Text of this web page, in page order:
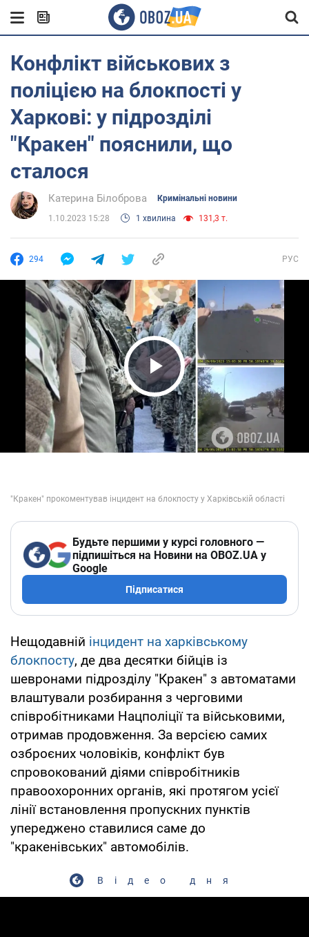
Конфлікт військових з
поліцією на блокпості у
Харкові: у підрозділі
"Кракен" пояснили, що
сталося
Катерина Білоброва Кримінальні новини
1.10.2023 15:28 1 хвилина 131,3 т.
294 РУС
Play Video
Будьте першими у курсі головного —
підпишіться на Новини на OBOZ.UA у
Google
Підписатися
Нещодавній інцидент на харківському
блокпосту, де два десятки бійців із
шевронами підрозділу "Кракен" з автоматами
влаштували розбирання з черговими
співробітниками Нацполіції та військовими,
отримав продовження. За версією самих
озброєних чоловіків, конфлікт був
спровокований діями співробітників
правоохоронних органів, які протягом усієї
лінії встановлення пропускних пунктів
упереджено ставилися саме до
"кракенівських" автомобілів.
Відео дня